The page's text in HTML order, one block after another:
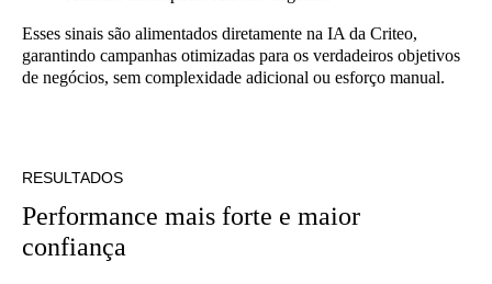
Esses sinais são alimentados diretamente na IA da Criteo,
garantindo campanhas otimizadas para os verdadeiros objetivos
de negócios, sem complexidade adicional ou esforço manual.
RESULTADOS
Performance mais forte e maior
confiança